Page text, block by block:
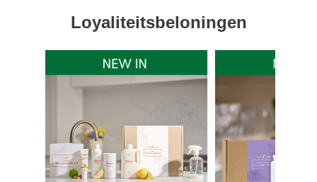
Loyaliteitsbeloningen